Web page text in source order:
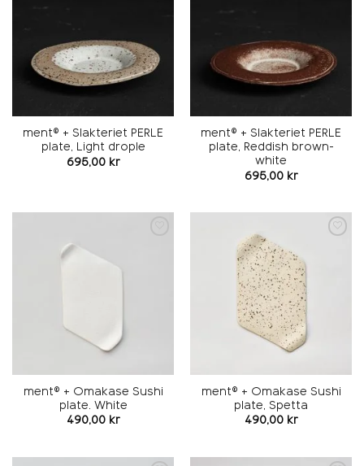
ment® + Slakteriet PERLE
plate, Light drople
695,00 kr
ment® + Slakteriet PERLE
plate, Reddish brown-
white
695,00 kr
ment® + Omakase Sushi
plate. White
490,00 kr
ment® + Omakase Sushi
plate, Spetta
490,00 kr